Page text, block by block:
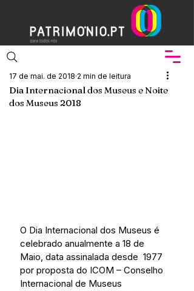
Dia Internacional dos Museus e Noite
dos Museus 2018
17 de mai. de 2018 2 min de leitura
O Dia Internacional dos Museus é
celebrado anualmente a 18 de
Maio, data assinalada desde  1977
por proposta do ICOM – Conselho
Internacional de Museus